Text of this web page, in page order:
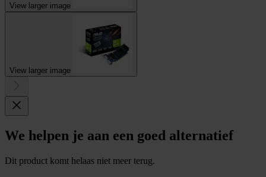
View larger image
View larger image
We helpen je aan een goed alternatief
Dit product komt helaas niet meer terug.